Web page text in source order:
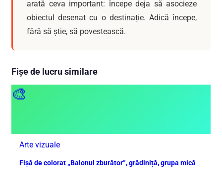
arată ceva important: începe deja să asocieze
obiectul desenat cu o destinație. Adică începe,
fără să știe, să povestească.
Fișe de lucru similare
🎨
Arte vizuale
Fișă de colorat „Balonul zburător”, grădiniță, grupa mică